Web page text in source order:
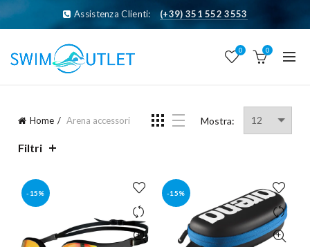
Assistenza Clienti: (+39) 351 552 3553
0 0
Home Arena accessori Mostra:
Filtri
-15% -15%